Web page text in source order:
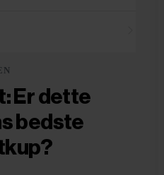
Er dette
bedste